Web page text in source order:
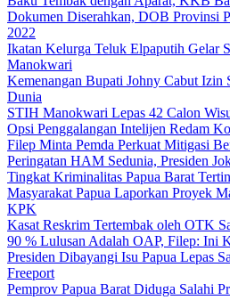
Dokumen Diserahkan, DOB Provinsi
2022
Ikatan Kelurga Teluk Elpaputih Gelar
Manokwari
Kemenangan Bupati Johny Cabut Izin
Dunia
STIH Manokwari Lepas 42 Calon
Opsi Penggalangan Intelijen Redam
Filep Minta Pemda Perkuat Mitigasi
Peringatan HAM Sedunia, Presiden
Tingkat Kriminalitas Papua Barat
Masyarakat Papua Laporkan Proyek
KPK
Kasat Reskrim Tertembak oleh OTK
90 % Lulusan Adalah OAP, Filep: Ini
Presiden Dibayangi Isu Papua Lepas
Freeport
Pemprov Papua Barat Diduga Salahi